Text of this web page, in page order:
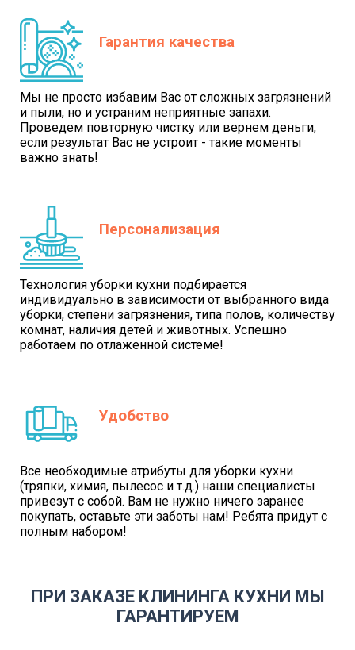
Гарантия качества
Мы не просто избавим Вас от сложных загрязнений
и пыли, но и устраним неприятные запахи.
Проведем повторную чистку или вернем деньги,
если результат Вас не устроит - такие моменты
важно знать!
Персонализация
Технология уборки кухни подбирается
индивидуально в зависимости от выбранного вида
уборки, степени загрязнения, типа полов, количеству
комнат, наличия детей и животных. Успешно
работаем по отлаженной системе!
Удобство
Все необходимые атрибуты для уборки кухни
(тряпки, химия, пылесос и т.д.) наши специалисты
привезут с собой. Вам не нужно ничего заранее
покупать, оставьте эти заботы нам! Ребята придут с
полным набором!
ПРИ ЗАКАЗЕ КЛИНИНГА КУХНИ МЫ
ГАРАНТИРУЕМ